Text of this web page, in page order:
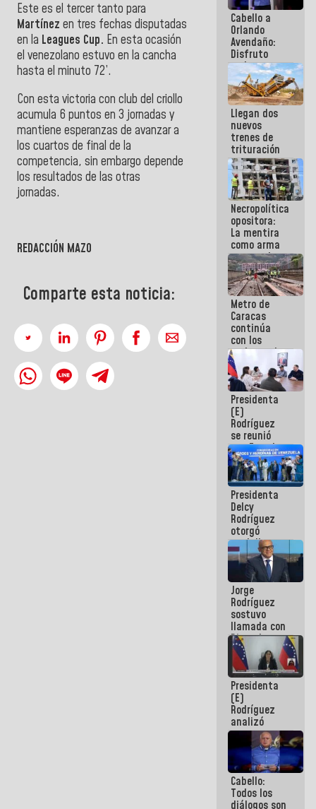
Este es el tercer tanto para
Martínez en tres fechas disputadas
en la Leagues Cup. En esta ocasión
el venezolano estuvo en la cancha
hasta el minuto 72’.
Con esta victoria con club del criollo
acumula 6 puntos en 3 jornadas y
mantiene esperanzas de avanzar a
los cuartos de final de la
competencia, sin embargo depende
los resultados de las otras
jornadas.
REDACCIÓN MAZO
Comparte esta noticia:
Cabello a
Orlando
Avendaño:
Disfruto
cada vez
que escribes
porque lo
que haces
es
embarrarla
Llegan dos
nuevos
trenes de
trituración
para
optimizar
manejo de
escombros
en La Guaira
Necropolítica
opositora:
La mentira
como arma
contra el
Pueblo
Metro de
Caracas
continúa
con los
trabajos de
mantenimiento
e inspección
en la Línea 2
Presidenta
(E)
Rodríguez
se reunió
con Estado
Mayor
Eléctrico
para
abordar
planes de
acción
Presidenta
Delcy
Rodríguez
otorgó
medalla
"Héroe de
Venezuela"
a servidores
públicos
Jorge
Rodríguez
sostuvo
llamada con
Dinorah
Figuera y
acuerdan
primer
encuentro
presencial
para el
diálogo
Presidenta
(E)
Rodríguez
analizó
junto a
gobernadores
planes de
recuperación
del Sistema
Eléctrico
Cabello:
Todos los
diálogos son